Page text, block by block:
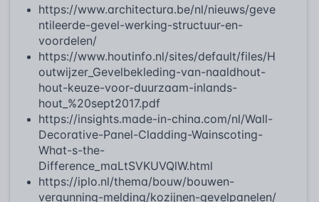
https://www.architectura.be/nl/nieuws/geve
ntileerde-gevel-werking-structuur-en-
voordelen/
https://www.houtinfo.nl/sites/default/files/H
outwijzer_Gevelbekleding-van-naaldhout-
hout-keuze-voor-duurzaam-inlands-
hout_%20sept2017.pdf
https://insights.made-in-china.com/nl/Wall-
Decorative-Panel-Cladding-Wainscoting-
What-s-the-
Difference_maLtSVKUVQlW.html
https://iplo.nl/thema/bouw/bouwen-
vergunning-melding/kozijnen-gevelpanelen/